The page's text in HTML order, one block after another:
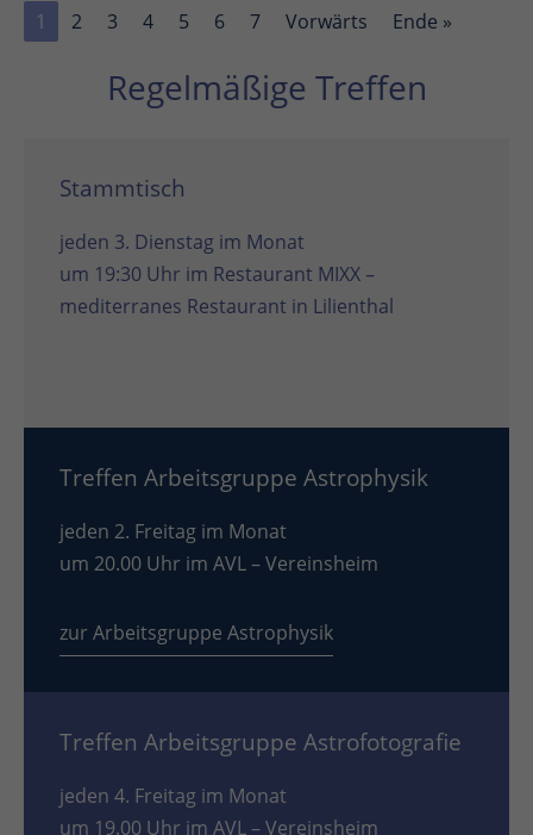
1
2 3 4 5 6 7 Vorwärts Ende »
Regelmäßige Treffen
Stammtisch
jeden 3. Dienstag im Monat
um 19:30 Uhr im Restaurant MIXX –
mediterranes Restaurant in Lilienthal
Treffen Arbeitsgruppe Astrophysik
jeden 2. Freitag im Monat
um 20.00 Uhr im AVL – Vereinsheim
zur Arbeitsgruppe Astrophysik
Treffen Arbeitsgruppe Astrofotografie
jeden 4. Freitag im Monat
um 19.00 Uhr im AVL – Vereinsheim